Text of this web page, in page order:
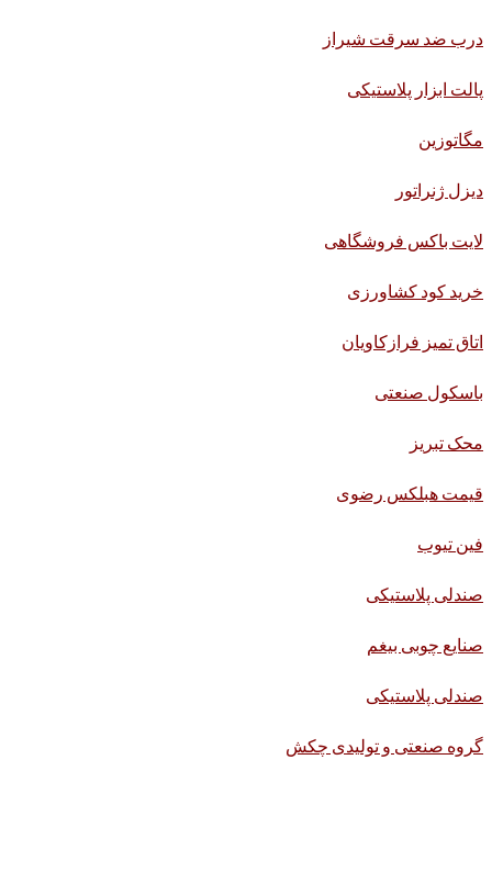
درب ضد سرقت شیراز
پالت ابزار پلاستیکی
مگاتوزین
دیزل ژنراتور
لایت باکس فروشگاهی
خرید کود کشاورزی
اتاق تمیز فرازکاویان
باسکول صنعتی
محک تبریز
قیمت هبلکس رضوی
فین تیوب
صندلی پلاستیکی
صنایع چوبی بیغم
صندلی پلاستیکی
گروه صنعتی و تولیدی چکش